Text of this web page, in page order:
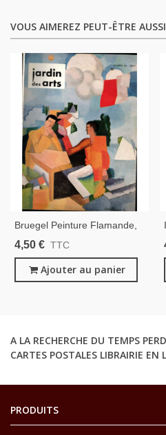
VOUS AIMEREZ PEUT-ÊTRE AUSSI
Bruegel Peinture Flamande,
Bourgogne, Églises D'Orient,
N°59 Sep 1959
4,50 € TTC
Ajouter au panier
A LA RECHERCHE DU TEMPS
CARTES POSTALES LIBRAIRIE EN
PRODUITS